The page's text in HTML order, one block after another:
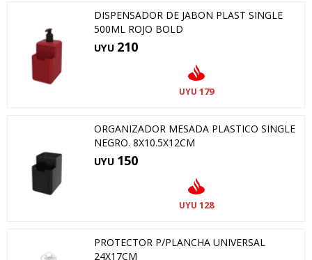
DISPENSADOR DE JABON PLAST SINGLE
500ML ROJO BOLD
UYU 210
UYU 179
ORGANIZADOR MESADA PLASTICO SINGLE
NEGRO. 8X10.5X12CM
UYU 150
UYU 128
PROTECTOR P/PLANCHA UNIVERSAL
24X17CM